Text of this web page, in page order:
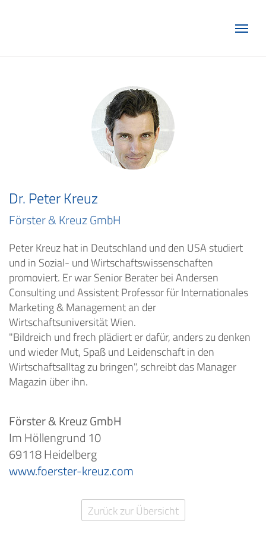
Dr. Peter Kreuz
Förster & Kreuz GmbH
Peter Kreuz hat in Deutschland und den USA studiert
und in Sozial- und Wirtschaftswissenschaften
promoviert. Er war Senior Berater bei Andersen
Consulting und Assistent Professor für Internationales
Marketing & Management an der
Wirtschaftsuniversität Wien.
"Bildreich und frech plädiert er dafür, anders zu denken
und wieder Mut, Spaß und Leidenschaft in den
Wirtschaftsalltag zu bringen", schreibt das Manager
Magazin über ihn.
Förster & Kreuz GmbH
Im Höllengrund 10
69118 Heidelberg
www.foerster-kreuz.com
Zurück zur Übersicht